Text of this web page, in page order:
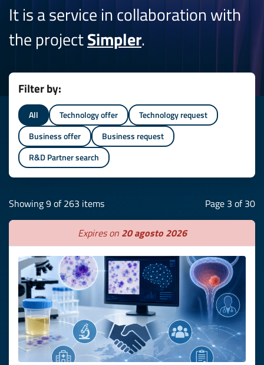
It is a service in collaboration with
the projectSimpler.
Filter by:
All Technology offer
Technology request
Business offer
Business request
R&D Partner search
Showing 9 of 263 items Page 3 of 30
Expires on 20 agosto 2026